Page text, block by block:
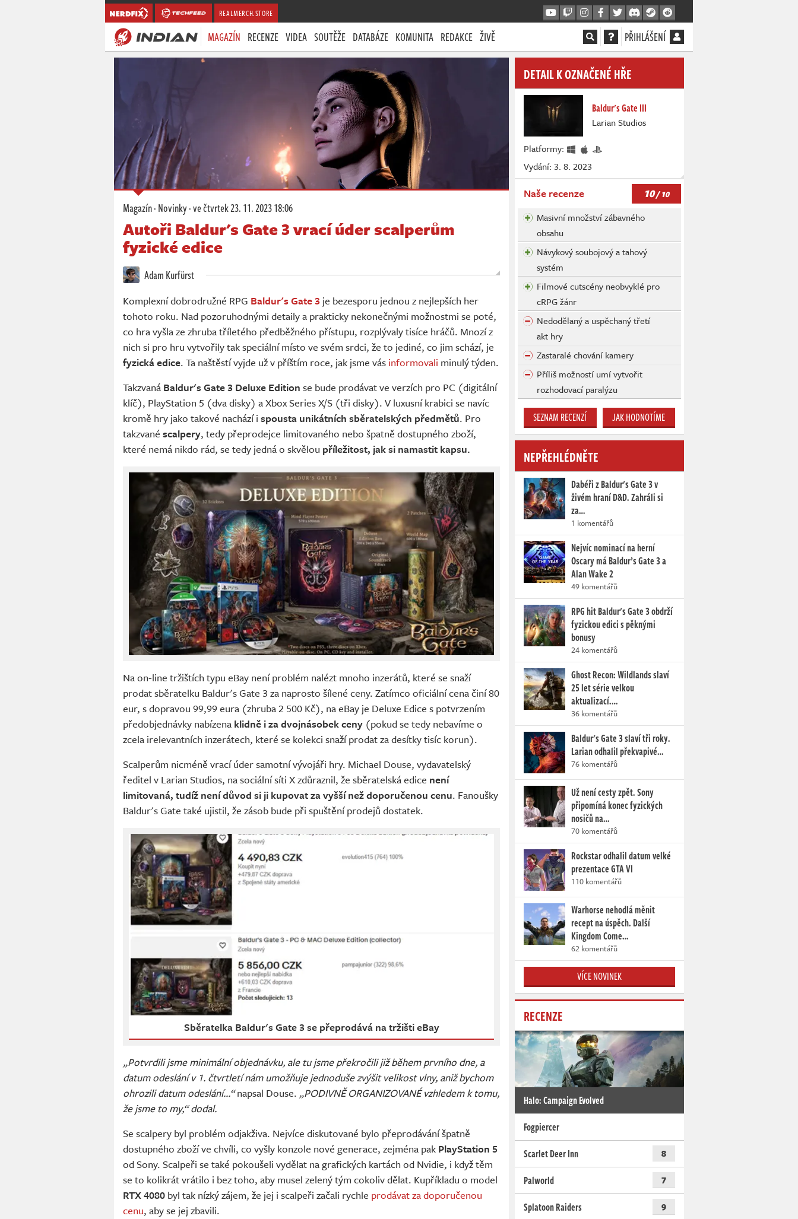
REALMERCH.STORE
MAGAZÍN RECENZE VIDEA SOUTĚŽE DATABÁZE KOMUNITA REDAKCE ŽIVĚ PŘIHLÁŠENÍ
Magazín·Novinky·ve čtvrtek23. 11. 2023 18:06
Autoři Baldur's Gate 3 vrací úder scalperům
fyzické edice
Adam Kurfürst
Komplexní dobrodružné RPG Baldur's Gate 3 je bezesporu jednou z nejlepších her
tohoto roku. Nad pozoruhodnými detaily a prakticky nekonečnými možnostmi se poté,
co hra vyšla ze zhruba tříletého předběžného přístupu, rozplývaly tisíce hráčů. Mnozí z
nich si pro hru vytvořily tak speciální místo ve svém srdci, že to jediné, co jim schází, je
fyzická edice. Ta naštěstí vyjde už v příštím roce, jak jsme vás informovali minulý týden.
Takzvaná Baldur's Gate 3 Deluxe Edition se bude prodávat ve verzích pro PC (digitální
klíč), PlayStation 5 (dva disky) a Xbox Series X/S (tři disky). V luxusní krabici se navíc
kromě hry jako takové nachází i spousta unikátních sběratelských předmětů. Pro
takzvané scalpery, tedy přeprodejce limitovaného nebo špatně dostupného zboží,
které nemá nikdo rád, se tedy jedná o skvělou příležitost, jak si namastit kapsu.
Na on-line tržištích typu eBay není problém nalézt mnoho inzerátů, které se snaží
prodat sběratelku Baldur's Gate 3 za naprosto šílené ceny. Zatímco oficiální cena činí 80
eur, s dopravou 99,99 eura (zhruba 2 500 Kč), na eBay je Deluxe Edice s potvrzením
předobjednávky nabízena klidně i za dvojnásobek ceny (pokud se tedy nebavíme o
zcela irelevantních inzerátech, které se kolekci snaží prodat za desítky tisíc korun).
Scalperům nicméně vrací úder samotní vývojáři hry. Michael Douse, vydavatelský
ředitel v Larian Studios, na sociální síti X zdůraznil, že sběratelská edice není
limitovaná, tudíž není důvod si ji kupovat za vyšší než doporučenou cenu. Fanoušky
Baldur's Gate také ujistil, že zásob bude při spuštění prodejů dostatek.
Sběratelka Baldur's Gate 3 se přeprodává na tržišti eBay
„Potvrdili jsme minimální objednávku, ale tu jsme překročili již během prvního dne, a
datum odeslání v 1. čtvrtletí nám umožňuje jednoduše zvýšit velikost vlny, aniž bychom
ohrozili datum odeslání...“napsal Douse. „PODIVNĚ ORGANIZOVANÉ vzhledem k tomu,
že jsme to my,“ dodal.
Se scalpery byl problém odjakživa. Nejvíce diskutované bylo přeprodávání špatně
dostupného zboží ve chvíli, co vyšly konzole nové generace, zejména pak PlayStation 5
od Sony. Scalpeři se také pokoušeli vydělat na grafických kartách od Nvidie, i když těm
se to kolikrát vrátilo i bez toho, aby musel zelený tým cokoliv dělat. Kupříkladu o model
RTX 4080 byl tak nízký zájem, že jej i scalpeři začali rychle prodávat za doporučenou
cenu, aby se jej zbavili.
DETAIL K OZNAČENÉ HŘE
Baldur's Gate III
Larian Studios
Platformy:
Vydání: 3. 8. 2023
Naše recenze 10/ 10
Masivní množství zábavného
obsahu
Návykový soubojový a tahový
systém
Filmové cutscény neobvyklé pro
cRPG žánr
Nedodělaný a uspěchaný třetí
akt hry
Zastaralé chování kamery
Příliš možností umí vytvořit
rozhodovací paralýzu
SEZNAM RECENZÍ JAK HODNOTÍME
NEPŘEHLÉDNĚTE
Dabéři z Baldur's Gate 3 v
živém hraní D&D. Zahráli si
za…
1 komentářů
Nejvíc nominací na herní
Oscary má Baldur’s Gate 3 a
Alan Wake 2
49 komentářů
RPG hit Baldur's Gate 3 obdrží
fyzickou edici s pěknými
bonusy
24 komentářů
Ghost Recon: Wildlands slaví
25 let série velkou
aktualizací.…
36 komentářů
Baldur's Gate 3 slaví tři roky.
Larian odhalil překvapivé…
76 komentářů
Už není cesty zpět. Sony
připomíná konec fyzických
nosičů na…
70 komentářů
Rockstar odhalil datum velké
prezentace GTA VI
110 komentářů
Warhorse nehodlá měnit
recept na úspěch. Další
Kingdom Come…
62 komentářů
VÍCE NOVINEK
RECENZE
Halo: Campaign Evolved
Fogpiercer
Scarlet Deer Inn
8
Palworld 7
Splatoon Raiders 9